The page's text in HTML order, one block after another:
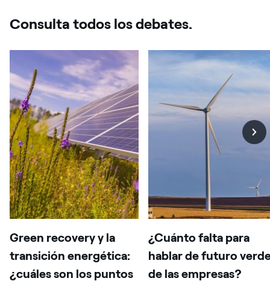
Consulta todos los debates.
Green recovery y la
transición energética:
¿cuáles son los puntos
¿Cuánto falta para
hablar de futuro
de las empresas?